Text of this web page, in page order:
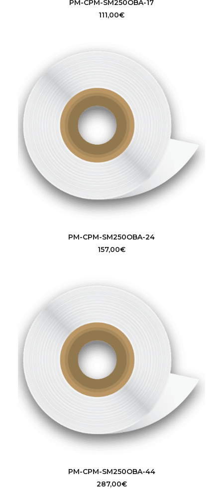
PM-CPM-SM250OBA-17
111,00€
AGGIUNGI AL CARRELLO
PM-CPM-SM250OBA-24
157,00€
AGGIUNGI AL CARRELLO
PM-CPM-SM250OBA-44
287,00€